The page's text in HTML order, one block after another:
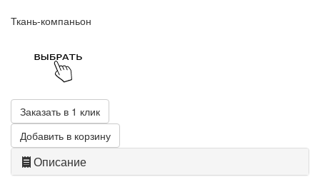
Ткань-компаньон
Заказать в 1 клик
Добавить в корзину
Описание